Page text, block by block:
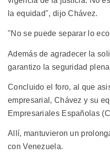
la equidad", dijo Chávez.
"No se puede separar lo
Además de agradecer la
garantizo la seguridad
Concluido el foro, al que
empresarial, Chávez y su
Empresariales Españolas
Allí, mantuvieron un
con Venezuela.